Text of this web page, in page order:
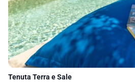
Tenuta Terra e Sale